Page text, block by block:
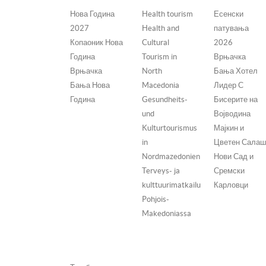
Нова Година
2027
Копаоник Нова
Година
Врњачка
Бања Нова
Година
Health tourism
Health and
Cultural
Tourism in
North
Macedonia
Gesundheits-
und
Kulturtourismus
in
Nordmazedonien
Terveys- ja
kulttuurimatkailu
Pohjois-
Makedoniassa
Есенски
патувања
2026
Врњачка
Бања Хотел
Лидер С
Бисерите на
Војводина
Мајкин и
Цветен Салаш
Нови Сад и
Сремски
Карловци